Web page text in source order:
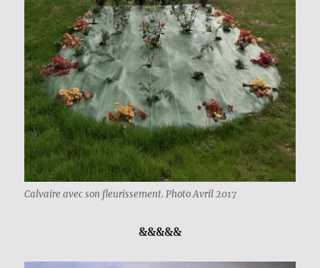
Calvaire avec son fleurissement. Photo Avril 2017
&&&&&